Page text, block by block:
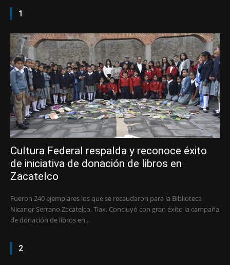
1
Cultura Federal respalda y reconoce éxito
de iniciativa de donación de libros en
Zacatelco
Fueron 240 ejemplares los que se recaudaron para la Biblioteca
Nicanor Serrano Zacatelco, Tlax. Concluyó con gran éxito la campaña
de donación de libros en...
2